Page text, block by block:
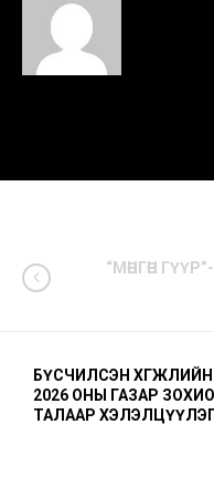
“МӨНГӨН
БҮСЧИЛСЭН
2026 ОНЫ ГАЗАР
ТАЛААР